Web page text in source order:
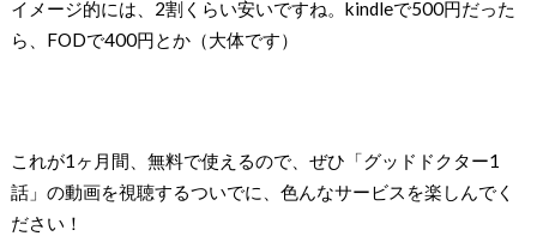
イメージ的には、2割くらい安いですね。kindleで500円だった
ら、FODで400円とか（大体です）
これが1ヶ月間、無料で使えるので、ぜひ「グッドドクター1
話」の動画を視聴するついでに、色んなサービスを楽しんでく
ださい！